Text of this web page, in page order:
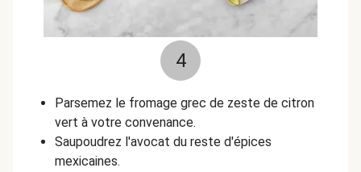
4
Parsemez le fromage grec de zeste de citron
vert à votre convenance.
Saupoudrez l'avocat du reste d'épices
mexicaines.